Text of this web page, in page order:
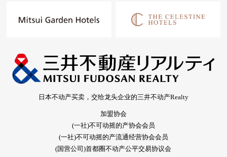
日本不动产买卖，交给龙头企业的三井不动产Realty
加盟协会
(一社)不可动摇的产协会会员
(一社)不可动摇的产流通经营协会会员
(国营公司)首都圈不动产公平交易协议会